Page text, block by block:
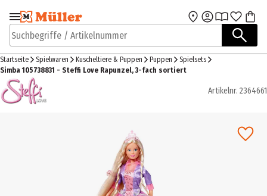
Zur Navigation
springen
Zum Hauptinhalt
Suchbegriffe / Artikelnummer
Startseite Spielwaren Kuscheltiere & Puppen Puppen
Spielsets
Simba 105738831 - Steffi Love Rapunzel, 3-fach sortiert
Artikelnr. 2364661